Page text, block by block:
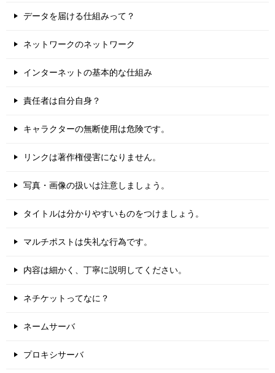
データを届ける仕組みって？
ネットワークのネットワーク
インターネットの基本的な仕組み
責任者は自分自身？
キャラクターの無断使用は危険です。
リンクは著作権侵害になりません。
写真・画像の扱いは注意しましょう。
タイトルは分かりやすいものをつけましょう。
マルチポストは失礼な行為です。
内容は細かく、丁寧に説明してください。
ネチケットってなに？
ネームサーバ
プロキシサーバ